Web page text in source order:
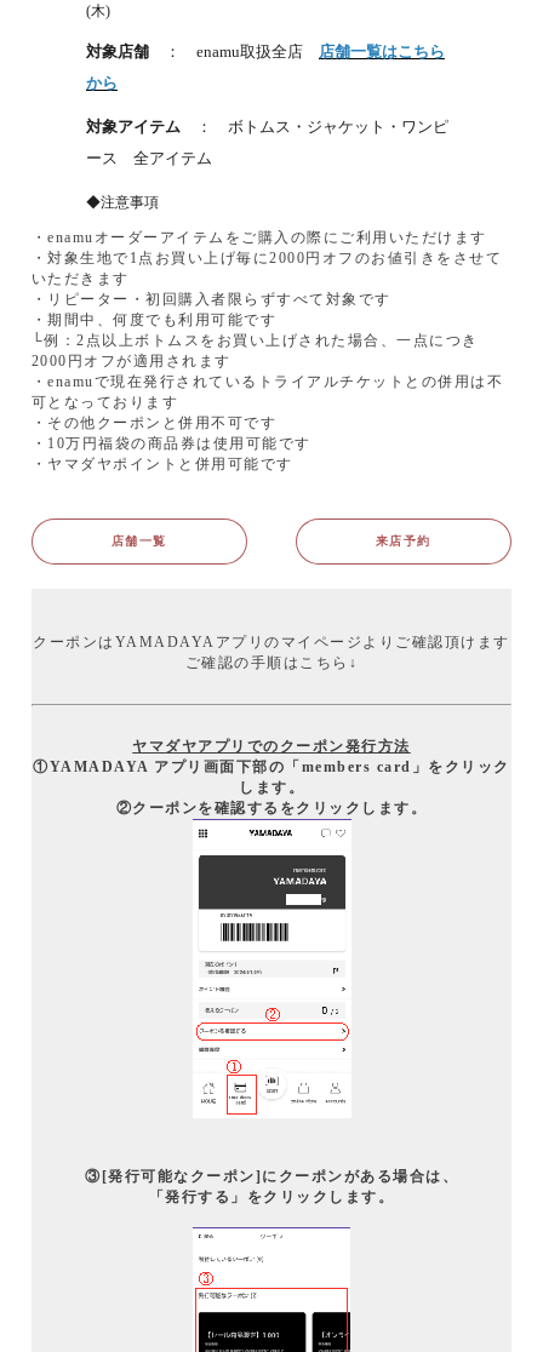
(木)
対象店舗： enamu取扱全店
店舗一覧はこちら
から
対象アイテム ： ボトムス・ジャケット・ワンピ
ース 全アイテム
◆注意事項
・enamuオーダーアイテムをご購入の際にご利用いただけます
・対象生地で1点お買い上げ毎に2000円オフのお値引きをさせて
いただきます
・リピーター・初回購入者限らずすべて対象です
・期間中、何度でも利用可能です
└例：2点以上ボトムスをお買い上げされた場合、一点につき
2000円オフが適用されます
・enamuで現在発行されているトライアルチケットとの併用は不
可となっております
・その他クーポンと併用不可です
・10万円福袋の商品券は使用可能です
・ヤマダヤポイントと併用可能です
店舗一覧 来店予約
クーポンはYAMADAYAアプリのマイページよりご確認頂けます
ご確認の手順はこちら↓
ヤマダヤアプリでのクーポン発行方法
①YAMADAYA アプリ画面下部の「members card」をクリック
します。
②クーポンを確認するをクリックします。
③[発行可能なクーポン]にクーポンがある場合は、
「発行する」をクリックします。